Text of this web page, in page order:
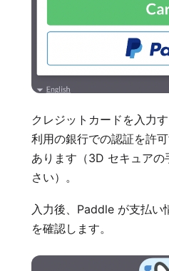
クレジットカードを入力
利用の銀行での認証を許
あります（3D セキュアの
さい）。
入力後、Paddle が支払い
を確認します。